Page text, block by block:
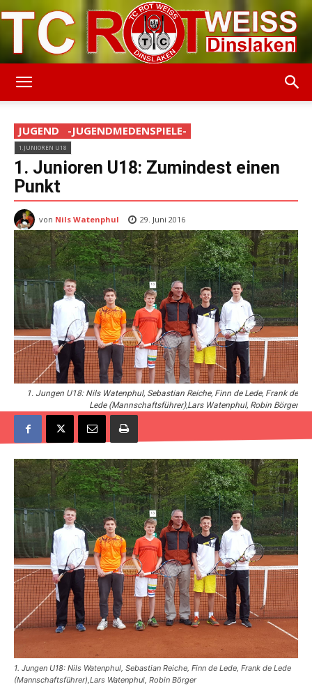
Weiss
Dinslaken
JUGEND -JUGENDMEDENSPIELE-
1.JUNIOREN U18
1. Junioren U18: Zumindest einen
Punkt
von Nils Watenphul 29. Juni 2016
1. Jungen U18: Nils Watenphul, Sebastian Reiche, Finn de Lede, Frank de
Lede (Mannschaftsführer),Lars Watenphul, Robin Börger
1. Jungen U18: Nils Watenphul, Sebastian Reiche, Finn de Lede, Frank de Lede
(Mannschaftsführer),Lars Watenphul, Robin Börger